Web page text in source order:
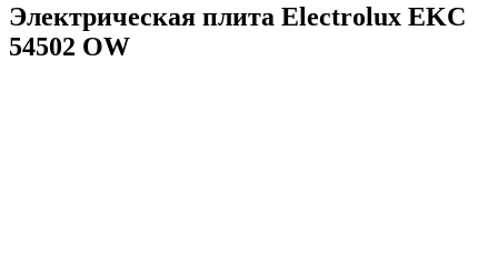
Электрическая плита Electrolux EKC
54502 OW